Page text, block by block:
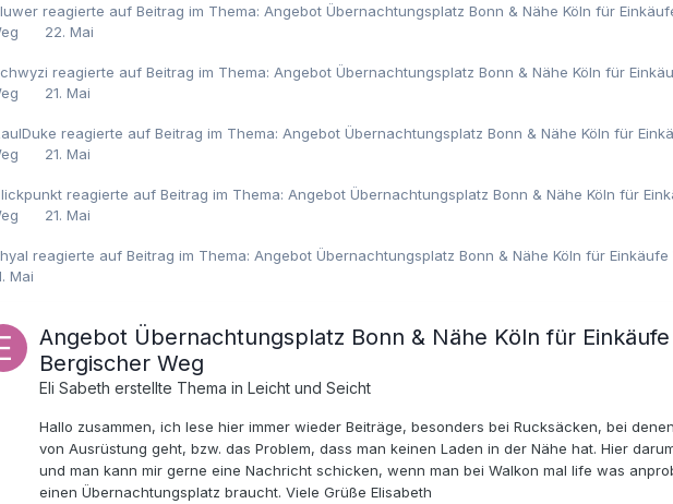
reagierte auf Beitrag im Thema: Angebot Übernachtungsplatz Bonn & Nähe Köln für
22. Mai
reagierte auf Beitrag im Thema: Angebot Übernachtungsplatz Bonn & Nähe Köln für
21. Mai
reagierte auf Beitrag im Thema: Angebot Übernachtungsplatz Bonn & Nähe Köln für
21. Mai
reagierte auf Beitrag im Thema: Angebot Übernachtungsplatz Bonn & Nähe Köln für
21. Mai
reagierte auf Beitrag im Thema: Angebot Übernachtungsplatz Bonn & Nähe Köln für
Mai
Angebot Übernachtungsplatz Bonn & Nähe Köln für
Bergischer Weg
Eli Sabeth erstellte Thema in Leicht und Seicht
Hallo zusammen, ich lese hier immer wieder Beiträge, besonders bei Rucksäcken, bei
von Ausrüstung geht, bzw. das Problem, dass man keinen Laden in der Nähe hat. Hier
und man kann mir gerne eine Nachricht schicken, wenn man bei Walkon mal life was
einen Übernachtungsplatz braucht. Viele Grüße Elisabeth